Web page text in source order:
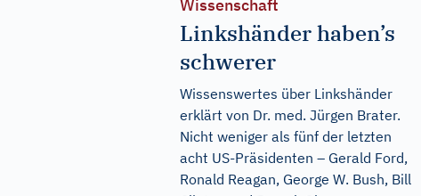
Wissenschaft
Linkshänder haben’s
schwerer
Wissenswertes über Linkshänder
erklärt von Dr. med. Jürgen Brater.
Nicht weniger als fünf der letzten
acht US-Präsidenten – Gerald Ford,
Ronald Reagan, George W. Bush, Bill